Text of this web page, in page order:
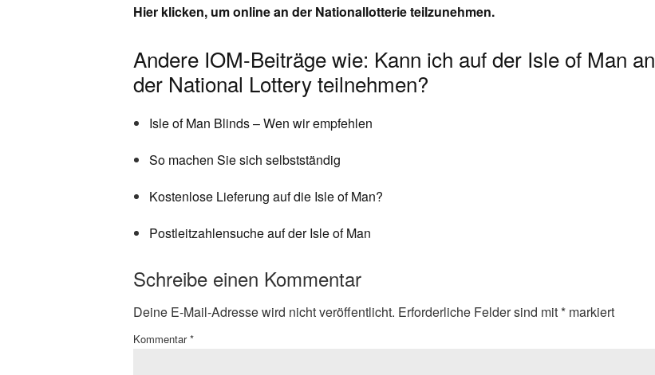
Hier klicken, um online an der Nationallotterie teilzunehmen.
Andere IOM-Beiträge wie: Kann ich auf der Isle of Man an
der National Lottery teilnehmen?
Isle of Man Blinds – Wen wir empfehlen
So machen Sie sich selbstständig
Kostenlose Lieferung auf die Isle of Man?
Postleitzahlensuche auf der Isle of Man
Schreibe einen Kommentar
Deine E-Mail-Adresse wird nicht veröffentlicht. Erforderliche Felder sind mit* markiert
Kommentar*